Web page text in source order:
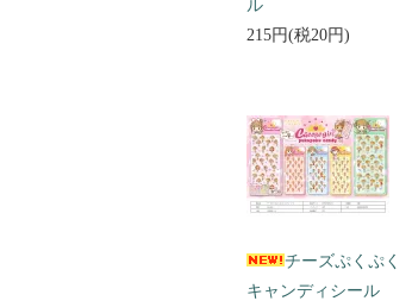
ル
215円(税20円)
チーズぷくぷく
キャンディシール